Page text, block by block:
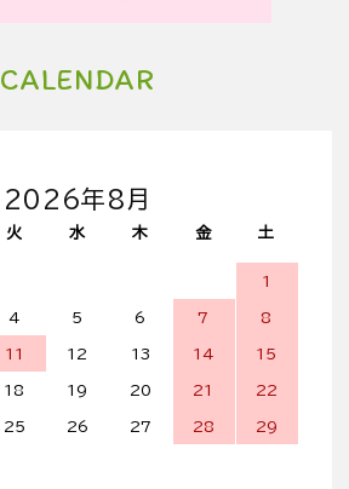
CALENDAR
2026年8月
火 水 木 金 土
1
4 5 6 7 8
11 12 13 14 15
18 19 20 21 22
25 26 27 28 29